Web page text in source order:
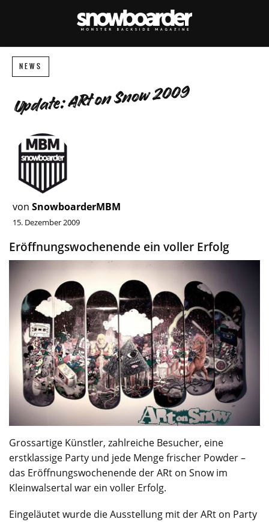
NEWS
Update: ARt on Snow 2009
von SnowboarderMBM
15. Dezember 2009
Eröffnungswochenende ein voller Erfolg
Grossartige Künstler, zahlreiche Besucher, eine
erstklassige Party und jede Menge frischer Powder –
das Eröffnungswochenende der ARt on Snow im
Kleinwalsertal war ein voller Erfolg.
Eingeläutet wurde die Ausstellung mit der ARt on Party